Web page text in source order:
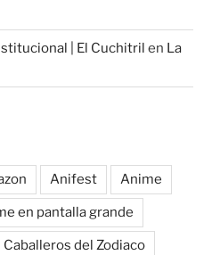
| El Cuchitril en La
Anifest Anime
en pantalla grande
Caballeros del Zodiaco